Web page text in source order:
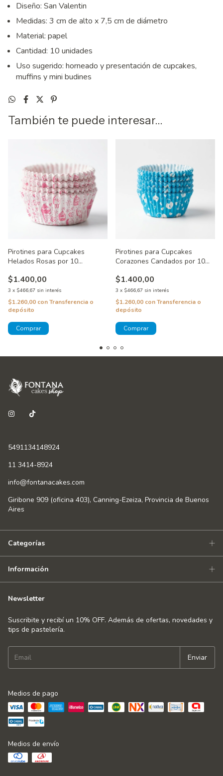
Diseño: San Valentin
Medidas: 3 cm de alto x 7,5 cm de diámetro
Material: papel
Cantidad: 10 unidades
Uso sugerido: horneado y presentación de cupcakes,
muffins y mini budines
También te puede interesar...
Pirotines para Cupcakes
Helados Rosas por 10
$1.400,00
3 x $466,67 sin interés
$1.260,00 conTransferencia o
depósito
Pirotines para Cupcakes
Corazones Candados por 10
$1.400,00
3 x $466,67 sin interés
$1.260,00 conTransferencia o
depósito
5491134148924
11 3414-8924
info@fontanacakes.com
Giribone 909 (oficina 403), Canning-Ezeiza, Provincia de Buenos
Aires
Categorías
Información
Newsletter
Suscribite y recibí un 10% OFF. Además de ofertas, novedades y
tips de pastelería.
Medios de pago
Medios de envío